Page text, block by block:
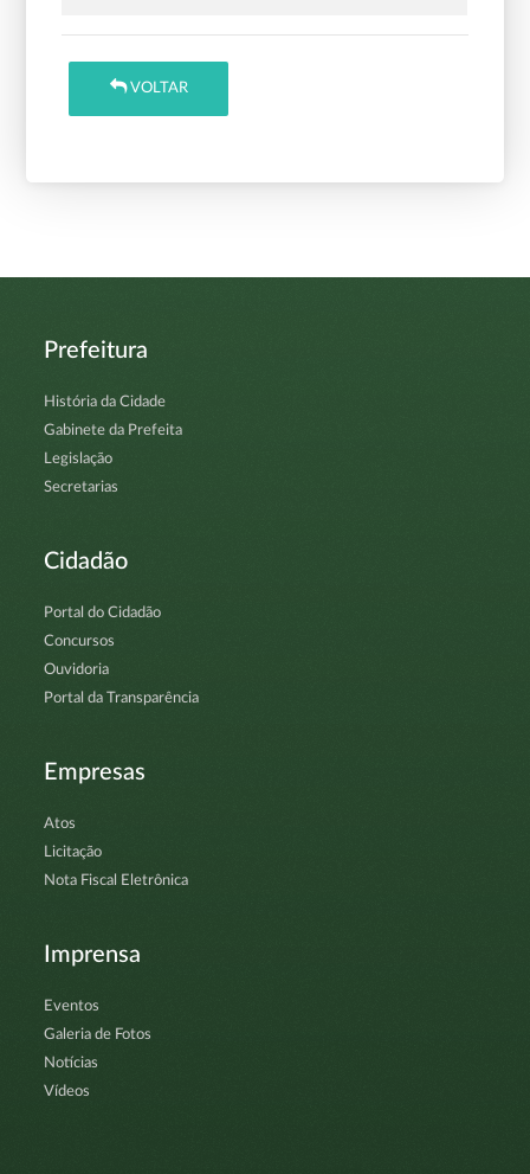
VOLTAR
Prefeitura
História da Cidade
Gabinete da Prefeita
Legislação
Secretarias
Cidadão
Portal do Cidadão
Concursos
Ouvidoria
Portal da Transparência
Empresas
Atos
Licitação
Nota Fiscal Eletrônica
Imprensa
Eventos
Galeria de Fotos
Notícias
Vídeos